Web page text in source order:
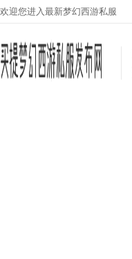
欢迎您进入最新梦幻西游私服